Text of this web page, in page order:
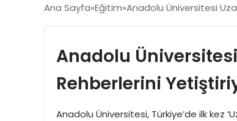
Ana Sayfa Eğitim Anadolu Üniversitesi
Anadolu
Rehberlerini
Anadolu Üniversitesi, Türkiye’de ilk kez